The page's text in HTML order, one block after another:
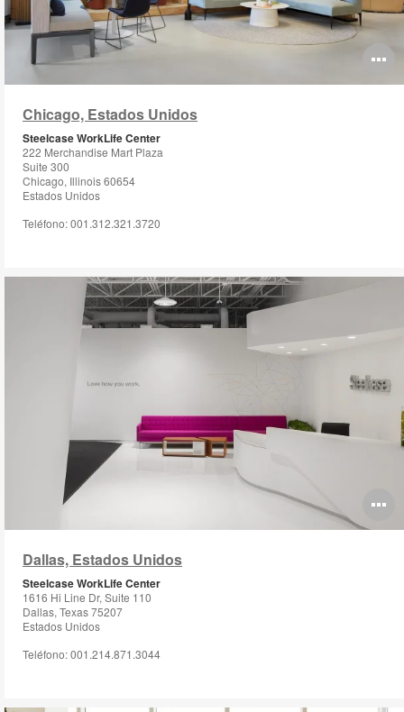
Chicago, Estados Unidos
Steelcase WorkLife Center
222 Merchandise Mart Plaza
Suite 300
Chicago, Illinois 60654
Estados Unidos
Teléfono: 001.312.321.3720
Dallas, Estados Unidos
Steelcase WorkLife Center
1616 Hi Line Dr, Suite 110
Dallas, Texas 75207
Estados Unidos
Teléfono: 001.214.871.3044